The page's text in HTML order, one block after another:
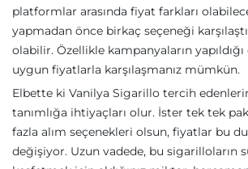
platformlar arasında fiyat farkları
yapmadan önce birkaç seçeneği
olabilir. Özellikle kampanyaların
uygun fiyatlarla karşılaşmanız mümkün.
Elbette ki Vanilya Sigarillo tercih
tanımlığa ihtiyaçları olur. İster tek tek
fazla alım seçenekleri olsun, fiyatlar bu
değişiyor. Uzun vadede, bu sigarilloların